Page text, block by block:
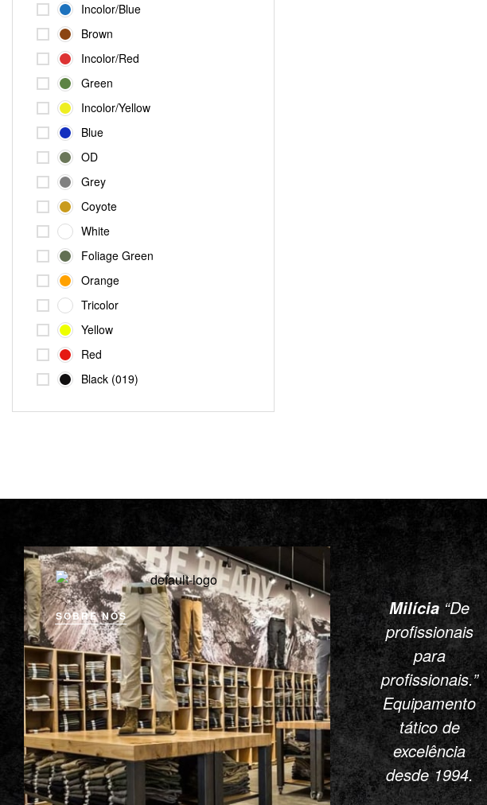
Incolor/Blue
Brown
Incolor/Red
Green
Incolor/Yellow
Blue
OD
Grey
Coyote
White
Foliage Green
Orange
Tricolor
Yellow
Red
Black (019)
SOBRE NÓS Milícia“De
profissionais
para
profissionais.”
Equipamento
tático de
excelência
desde 1994.